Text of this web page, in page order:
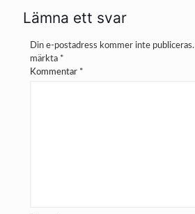
Lämna ett svar
Din e-postadress kommer inte publiceras.
märkta *
Kommentar *